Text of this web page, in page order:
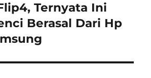
Ternyata Ini
Berasal Dari Hp